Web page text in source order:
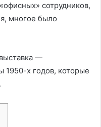
сотрудников,
многое было
—
1950-х годов, которые